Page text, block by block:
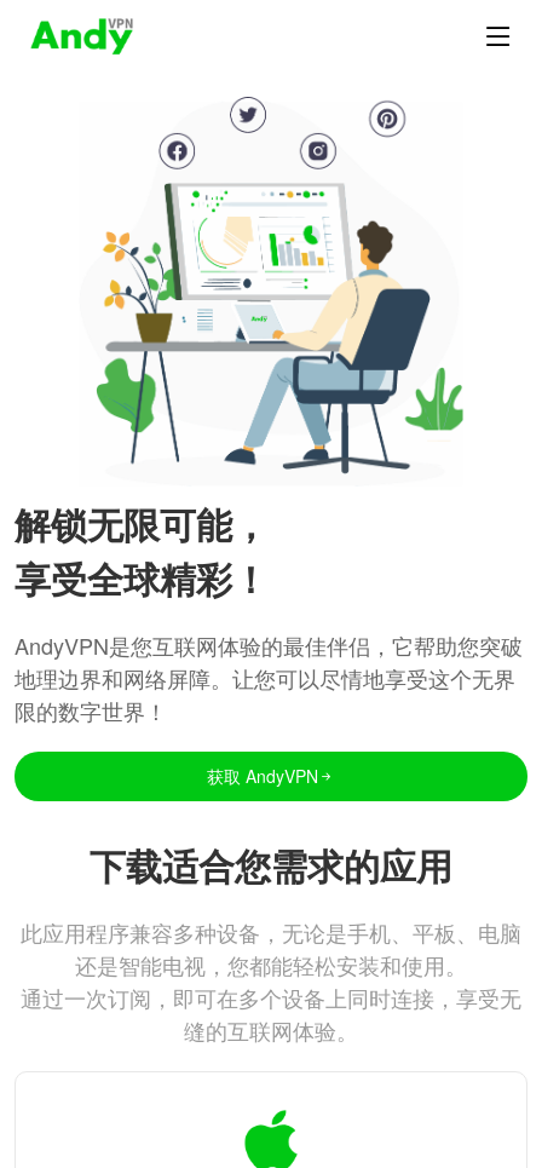
解锁无限可能，
享受全球精彩！
AndyVPN是您互联网体验的最佳伴侣，它帮助您突破
地理边界和网络屏障。让您可以尽情地享受这个无界
限的数字世界！
获取 AndyVPN
下载适合您需求的应用
此应用程序兼容多种设备，无论是手机、平板、电脑
还是智能电视，您都能轻松安装和使用。
通过一次订阅，即可在多个设备上同时连接，享受无
缝的互联网体验。